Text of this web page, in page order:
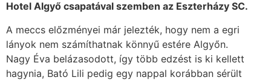
Hotel Algyő csapatával szemben az Eszterházy SC.
A meccs előzményei már jelezték, hogy nem a egri
lányok nem számíthatnak könnyű estére Algyőn.
Nagy Éva belázasodott, így több edzést is ki kellett
hagynia, Bató Lili pedig egy nappal korábban sérült